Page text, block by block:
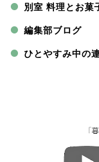
別室 料理とお菓
編集部ブログ
ひとやすみ中の